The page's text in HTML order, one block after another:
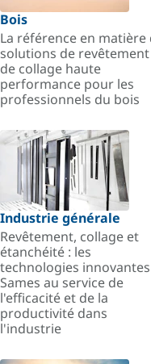
Bois
La référence en matière
solutions de
de collage haute
performance pour les
professionnels du bois
Industrie générale
Revêtement, collage et
étanchéité : les
technologies
Sames au service de
l'efficacité et de la
productivité dans
l'industrie